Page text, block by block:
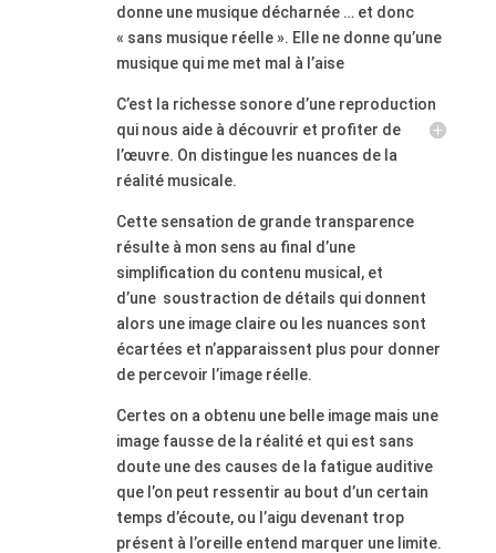
donne une musique décharnée … et donc
« sans musique réelle ». Elle ne donne qu’une
musique qui me met mal à l’aise
C’est la richesse sonore d’une reproduction
qui nous aide à découvrir et profiter de
l’œuvre. On distingue les nuances de la
réalité musicale.
Cette sensation de grande transparence
résulte à mon sens au final d’une
simplification du contenu musical, et
d’une soustraction de détails qui donnent
alors une image claire ou les nuances sont
écartées et n’apparaissent plus pour donner
de percevoir l’image réelle.
Certes on a obtenu une belle image mais une
image fausse de la réalité et qui est sans
doute une des causes de la fatigue auditive
que l’on peut ressentir au bout d’un certain
temps d’écoute, ou l’aigu devenant trop
présent à l’oreille entend marquer une limite.